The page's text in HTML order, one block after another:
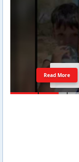
Read More